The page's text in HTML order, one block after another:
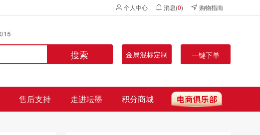
个人中心 消息(0) 购物指南
搜索 金属混标定制 一键下单
售后支持 走进坛墨 积分商城